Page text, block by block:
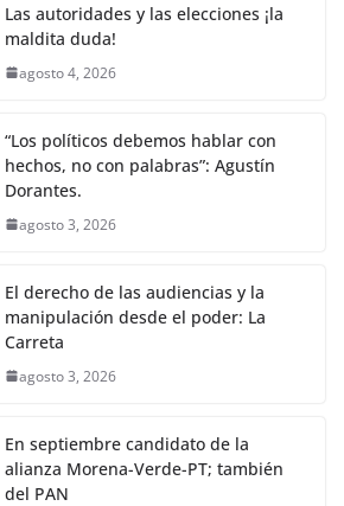
Las autoridades y las elecciones ¡la
maldita duda!
agosto 4, 2026
“Los políticos debemos hablar con
hechos, no con palabras”: Agustín
Dorantes.
agosto 3, 2026
El derecho de las audiencias y la
manipulación desde el poder: La
Carreta
agosto 3, 2026
En septiembre candidato de la
alianza Morena-Verde-PT; también
del PAN